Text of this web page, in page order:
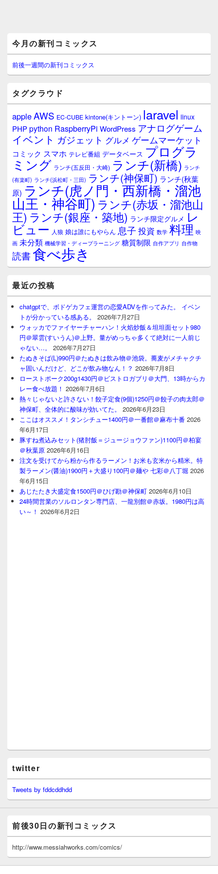
イ
ン
サ
イ
ウ
ィ
ジ
ェ
ア
今月の新刊コミックス
前後一週間の新刊コミックス
タグクラウド
appleAWS EC-CUBE kintone(キントーン) laravel linux
PHPpython RaspberryPi WordPress アナログゲーム
イベント ガジェット グルメ ゲームマーケット
コミック スマホ テレビ番組 データベース プログラ
ミング ランチ(五反田・大崎) ランチ(新橋) ランチ
(有楽町) ランチ(浜松町・三田) ランチ(神保町) ランチ(秋葉
原) ランチ(虎ノ門・西新橋・溜池
山王・神谷町) ランチ(赤坂・溜池山
王) ランチ(銀座・築地) ランチ限定グルメ レ
ビュー 人狼 娘は誰にもやらん 息子 投資 数学 料理 映
画 未分類 機械学習・ディープラーニング 糖質制限 自作アプリ 自作物
読書食べ歩き
最近の投稿
chatgptで、ボドゲカフェ運営の恋愛ADVを作ってみた。 イベン
トが分かっている感ある。
2026年7月27日
ウォッカでファイヤーチャーハン！火焰炒飯＆坦坦面セット980
円＠翠雲(すいうん)＠上野。量がめっちゃ多くて絶対に一人前じ
ゃない…。
2026年7月27日
たぬきそば(L)990円＠たぬきは飲み物＠池袋。蕎麦がメチャクチ
ャ固いんだけど、どこが飲み物なん！？ 2026年7月8日
ローストポーク200g1430円＠ビストロガブリ＠大門、13時からカ
レー食べ放題！ 2026年7月6日
熱々じゃないと許さない！餃子定食(9個)1250円＠餃子の肉太郎＠
神保町、全体的に酸味が効いてた。
2026年6月23日
ここはオススメ！タンシチュー1400円＠一番館＠麻布十番 2026
年6月17日
豚すね煮込みセット(猪肘飯＝ジュージョウファン)1100円＠柏宴
＠秋葉原 2026年6月16日
注文を受けてから粉から作るラーメン！お米も玄米から精米。特
製ラーメン(醤油)1900円＋大盛り100円＠麺や 七彩＠八丁堀 2026
年6月15日
あじたたき大盛定食1500円＠ひげ勘＠神保町 2026年6月10日
24時間営業のソルロンタン専門店、一龍別館＠赤坂。1980円は高
い～！ 2026年6月2日
twitter
Tweets by fddcddhdd
前後30日の新刊コミックス
http://www.messiahworks.com/comics/